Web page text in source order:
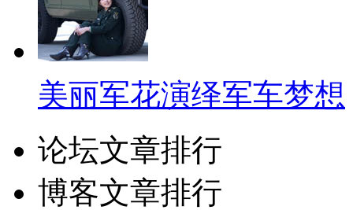
美丽军花演绎军车梦想
论坛文章排行
博客文章排行